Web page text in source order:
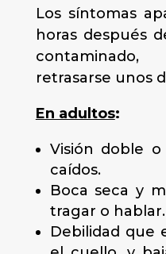
Los síntomas
horas después
retrasarse unos
En adultos:
Visión doble
caídos.
Boca seca y
tragar o hablar.
Debilidad que